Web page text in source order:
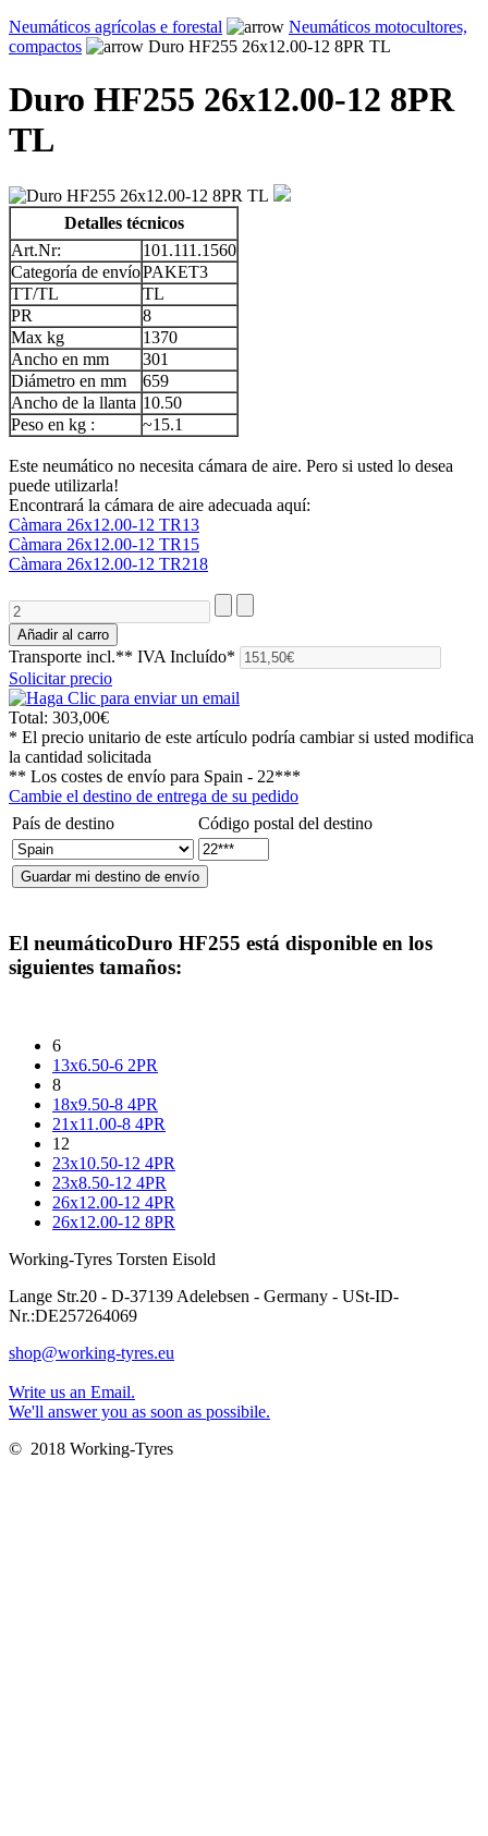
Neumáticos agrícolas e forestal
Neumáticos motocultores,
compactos
Duro HF255 26x12.00-12 8PR TL
Duro HF255 26x12.00-12 8PR
TL
Detalles técnicos
Art.Nr:
101.111.1560
Categoría de envíoPAKET3
TT/TL
TL
PR
8
Max kg
1370
Ancho en mm
301
Diámetro en mm
659
Ancho de la llanta 10.50
Peso en kg :
~15.1
Este neumático no necesita cámara de aire. Pero si usted lo desea
puede utilizarla!
Encontrará la cámara de aire adecuada aquí:
Càmara 26x12.00-12 TR13
Càmara 26x12.00-12 TR15
Càmara 26x12.00-12 TR218
Transporte incl.** IVA Incluído*
Solicitar precio
Total: 303,00€
* El precio unitario de este artículo podría cambiar si usted modifica
la cantidad solicitada
** Los costes de envío para Spain - 22***
Cambie el destino de entrega de su pedido
País de destino
Código postal del destino
El neumáticoDuro HF255 está disponible en los
siguientes tamaños:
6
13x6.50-6 2PR
8
18x9.50-8 4PR
21x11.00-8 4PR
12
23x10.50-12 4PR
23x8.50-12 4PR
26x12.00-12 4PR
26x12.00-12 8PR
Working-Tyres Torsten Eisold
Lange Str.20 - D-37139 Adelebsen - Germany - USt-ID-
Nr.:DE257264069
shop@working-tyres.eu
Write us an Email.
We'll answer you as soon as possibile.
© 2018 Working-Tyres